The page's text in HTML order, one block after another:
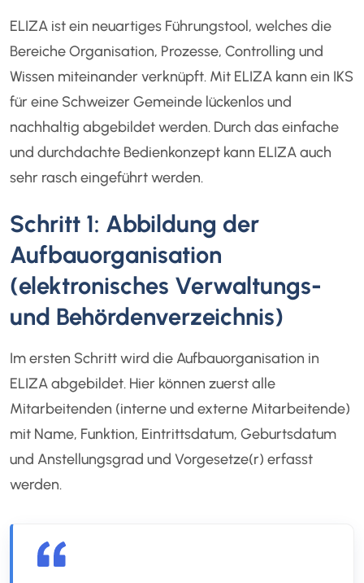
ELIZA ist ein neuartiges Führungstool, welches die
Bereiche Organisation, Prozesse, Controlling und
Wissen miteinander verknüpft. Mit ELIZA kann ein IKS
für eine Schweizer Gemeinde lückenlos und
nachhaltig abgebildet werden. Durch das einfache
und durchdachte Bedienkonzept kann ELIZA auch
sehr rasch eingeführt werden.
Schritt 1: Abbildung der
Aufbauorganisation
(elektronisches Verwaltungs-
und Behördenverzeichnis)
Im ersten Schritt wird die Aufbauorganisation in
ELIZA abgebildet. Hier können zuerst alle
Mitarbeitenden (interne und externe Mitarbeitende)
mit Name, Funktion, Eintrittsdatum, Geburtsdatum
und Anstellungsgrad und Vorgesetze(r) erfasst
werden.